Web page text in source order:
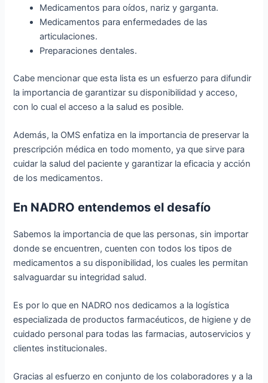
Medicamentos para oídos, nariz y garganta.
Medicamentos para enfermedades de las
articulaciones.
Preparaciones dentales.
Cabe mencionar que esta lista es un esfuerzo para difundir
la importancia de garantizar su disponibilidad y acceso,
con lo cual el acceso a la salud es posible.
Además, la OMS enfatiza en la importancia de preservar la
prescripción médica en todo momento, ya que sirve para
cuidar la salud del paciente y garantizar la eficacia y acción
de los medicamentos.
En NADRO entendemos el desafío
Sabemos la importancia de que las personas, sin importar
donde se encuentren, cuenten con todos los tipos de
medicamentos a su disponibilidad, los cuales les permitan
salvaguardar su integridad salud.
Es por lo que en NADRO nos dedicamos a la logística
especializada de productos farmacéuticos, de higiene y de
cuidado personal para todas las farmacias, autoservicios y
clientes institucionales.
Gracias al esfuerzo en conjunto de los colaboradores y a la